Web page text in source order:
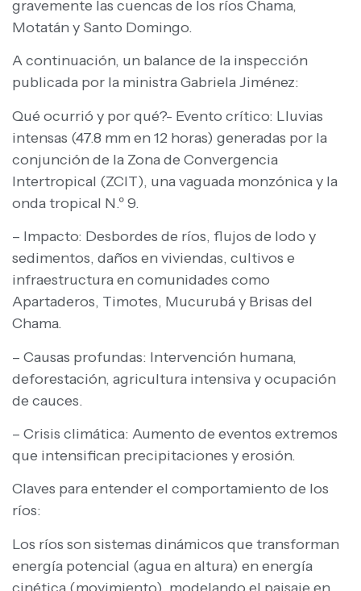
gravemente las cuencas de los ríos Chama,
Motatán y Santo Domingo.
A continuación, un balance de la inspección
publicada por la ministra Gabriela Jiménez:
Qué ocurrió y por qué?- Evento crítico: Lluvias
intensas (47.8 mm en 12 horas) generadas por la
conjunción de la Zona de Convergencia
Intertropical (ZCIT), una vaguada monzónica y la
onda tropical N.º 9.
– Impacto: Desbordes de ríos, flujos de lodo y
sedimentos, daños en viviendas, cultivos e
infraestructura en comunidades como
Apartaderos, Timotes, Mucurubá y Brisas del
Chama.
– Causas profundas: Intervención humana,
deforestación, agricultura intensiva y ocupación
de cauces.
– Crisis climática: Aumento de eventos extremos
que intensifican precipitaciones y erosión.
Claves para entender el comportamiento de los
ríos:
Los ríos son sistemas dinámicos que transforman
energía potencial (agua en altura) en energía